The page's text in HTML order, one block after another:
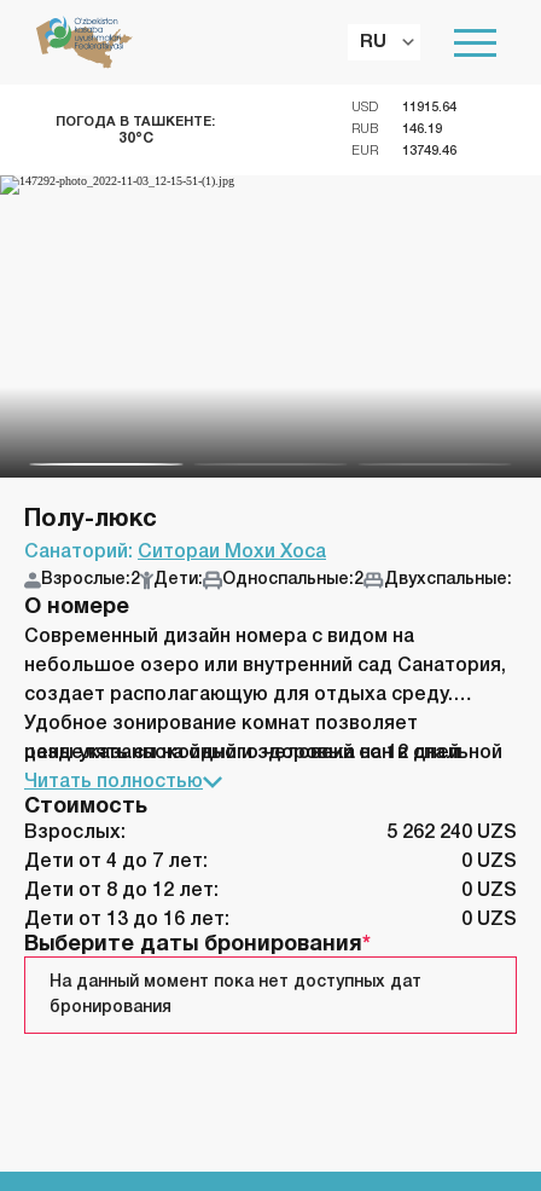
ПОГОДА В ТАШКЕНТЕ:
30°C
USD
11915.64
RUB
146.19
EUR
13749.46
RU
Полу-люкс
Санаторий: Ситораи Мохи Хоса
Взрослые:2 Дети: Односпальные:2 Двухспальные:
О номере
Современный дизайн номера с видом на
небольшое озеро или внутренний сад Санатория,
создает располагающую для отдыха среду.
Удобное зонирование комнат позволяет
разделять спокойный и здоровый сон в спальной
комнате от отдыха за просмотром телевизора
или чтением. В номер также входят ванная
комната с душем, туалет, удобная односпальная
кровать с ортопедическим матрасом, шкаф-купе
и телефон.
цены указаны на одного человека на 12 дней
Читать полностью
Стоимость
Взрослых:
5 262 240 UZS
Дети от 4 до 7 лет:
0 UZS
Дети от 8 до 12 лет:
0 UZS
Дети от 13 до 16 лет:
0 UZS
Выберите даты бронирования
На данный момент пока нет доступных дат
бронирования